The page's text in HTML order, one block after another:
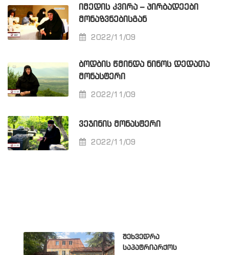
ᲘᲛᲔᲓᲘᲡ ᲙᲕᲘᲠᲐ – ᲞᲘᲠᲑᲐᲓᲔᲔᲑᲘ
ᲛᲝᲜᲐᲖᲕᲜᲔᲑᲘᲡᲒᲐᲜ
2022/11/09
ᲑᲝᲓᲑᲘᲡ ᲬᲛᲘᲜᲓᲐ ᲜᲘᲜᲝᲡ ᲓᲔᲓᲐᲗᲐ
ᲛᲝᲜᲐᲡᲢᲔᲠᲘ
2022/11/09
ᲕᲔᲯᲘᲜᲘᲡ ᲛᲝᲜᲐᲡᲢᲔᲠᲘ
2022/11/09
შეხვედრა
საპატრიარქოს